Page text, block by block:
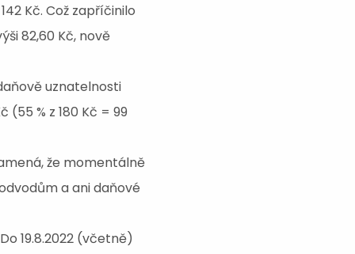
Kč. Což zapříčinilo
82,60 Kč, nově
uznatelnosti
% z 180 Kč = 99
že momentálně
a ani daňové
19.8.2022 (včetně)